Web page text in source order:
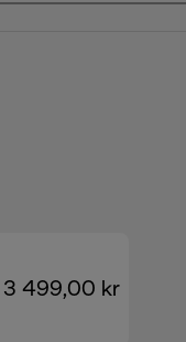
3 499,00 kr